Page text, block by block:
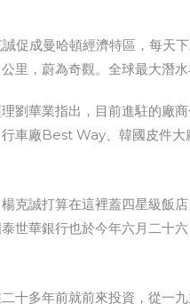
促成曼哈頓經濟特區，每天
里，蔚為奇觀。全球最大潛
劉華業指出，目前進駐的廠
車廠Best Way、韓國皮件
克誠打算在這裡蓋四星級飯
世華銀行也於今年六月二十
十多年前就前來投資，從一